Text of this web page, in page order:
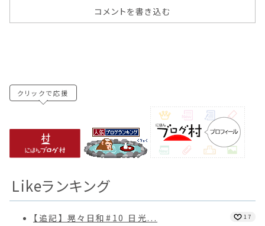
コメントを書き込む
クリックで応援
Likeランキング
【追記】 晃々日和#10 日光... 17